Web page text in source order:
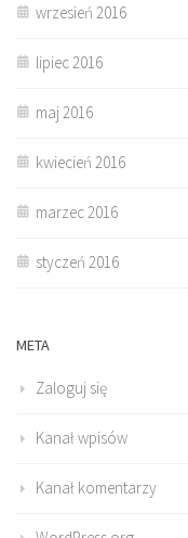
wrzesień 2016
lipiec 2016
maj 2016
kwiecień 2016
marzec 2016
styczeń 2016
META
Zaloguj się
Kanał wpisów
Kanał komentarzy